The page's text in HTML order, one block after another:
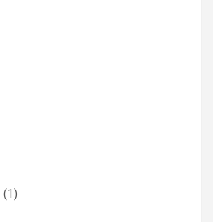
(1)